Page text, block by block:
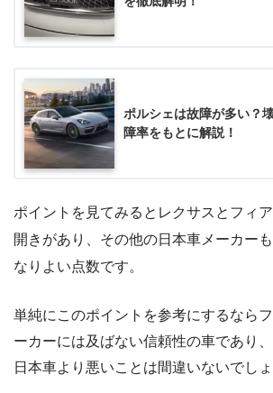
ポルシェは故障が多い？
障率をもとに解説！
ポイントを見てみるとレクサスとフィ
開きがあり、その他の日本車メーカー
なりよい点数です。
単純にこのポイントを参考にするなら
ーカーには及ばない信頼性の車であり
日本車より悪いことは間違いないでしょ